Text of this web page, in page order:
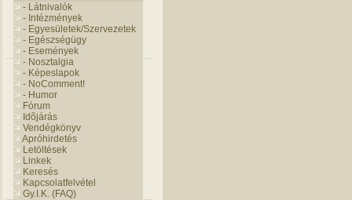
- Látnivalók
- Intézmények
- Egyesületek/Szervezetek
- Egészségügy
- Események
- Nosztalgia
- Képeslapok
- NoComment!
- Humor
Fórum
Idõjárás
Vendégkönyv
Apróhirdetés
Letöltések
Linkek
Keresés
Kapcsolatfelvétel
Gy.I.K. (FAQ)